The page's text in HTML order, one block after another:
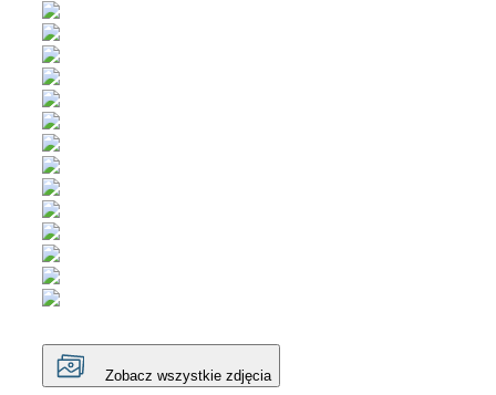
Zobacz wszystkie zdjęcia